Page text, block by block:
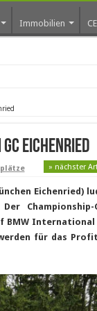
Immobilien
Eichenried
» nächster
Eichenried)
Championship-
BMW International
für das